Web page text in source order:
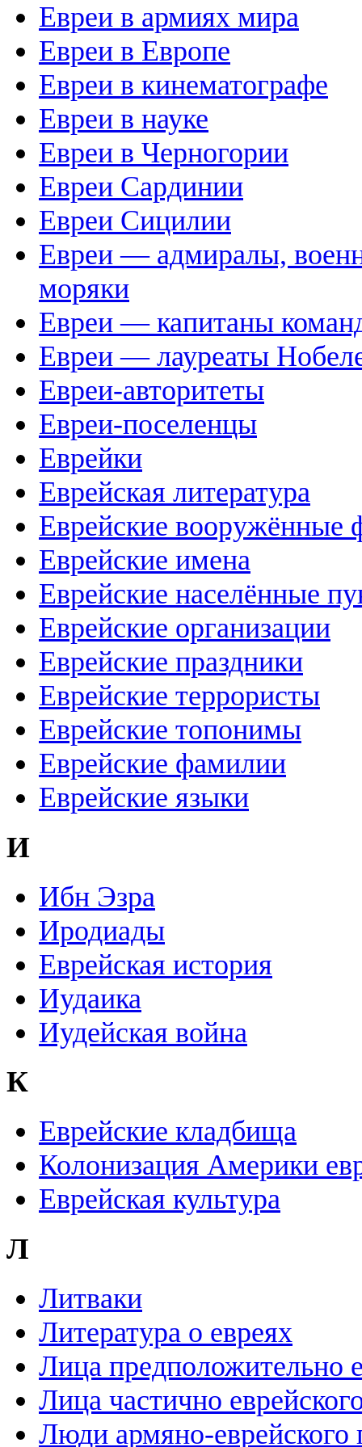
Евреи в армиях мира
Евреи в Европе
Евреи в кинематографе
Евреи в науке
Евреи в Черногории
Евреи Сардинии
Евреи Сицилии
Евреи — адмиралы,
моряки
Евреи — капитаны
Евреи — лауреаты
Евреи-авторитеты
Евреи-поселенцы
Еврейки
Еврейская литература
Еврейские вооружённые
Еврейские имена
Еврейские населённые
Еврейские организации
Еврейские праздники
Еврейские террористы
Еврейские топонимы
Еврейские фамилии
Еврейские языки
И
Ибн Эзра
Иродиады
Еврейская история
Иудаика
Иудейская война
К
Еврейские кладбища
Колонизация Америки
Еврейская культура
Л
Литваки
Литература о евреях
Лица предположительно
Лица частично
Люди армяно-еврейского